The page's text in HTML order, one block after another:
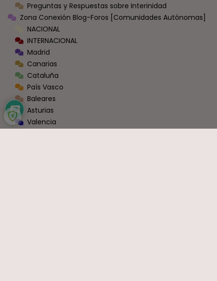
Preguntas y Respuestas sobre Interinidad
Zona Conexión Blog-Foros [Comunidades Autónomas]
NACIONAL
INTERNACIONAL
Madrid
Canarias
Cataluña
País Vasco
Baleares
Asturias
Valencia